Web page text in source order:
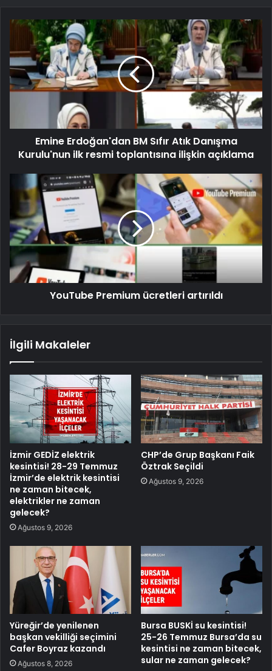
Emine Erdoğan'dan BM Sıfır Atık Danışma
Kurulu'nun ilk resmi toplantısına ilişkin açıklama
YouTube Premium ücretleri artırıldı
İlgili Makaleler
İzmir GEDİZ elektrik
kesintisi! 28-29 Temmuz
İzmir’de elektrik kesintisi
ne zaman bitecek,
elektrikler ne zaman
gelecek?
Ağustos 9, 2026
CHP’de Grup Başkanı Faik
Öztrak Seçildi
Ağustos 9, 2026
Yüreğir’de yenilenen
başkan vekilliği seçimini
Cafer Boyraz kazandı
Ağustos 8, 2026
Bursa BUSKİ su kesintisi!
25-26 Temmuz Bursa’da su
kesintisi ne zaman bitecek,
sular ne zaman gelecek?